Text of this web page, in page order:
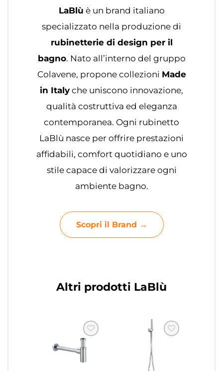
LaBlù è un brand italiano
specializzato nella produzione di
rubinetterie di design per il
bagno. Nato all’interno del gruppo
Colavene, propone collezioni Made
in Italy che uniscono innovazione,
qualità costruttiva ed eleganza
contemporanea. Ogni rubinetto
LaBlù nasce per offrire prestazioni
affidabili, comfort quotidiano e uno
stile capace di valorizzare ogni
ambiente bagno.
Scopri il Brand →
Altri prodotti LaBlù